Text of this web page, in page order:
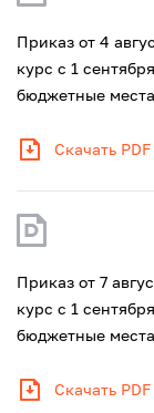
Приказ от 4
курс с 1
бюджетные
Скачать PDF
Приказ от 7
курс с 1
бюджетные
Скачать PDF